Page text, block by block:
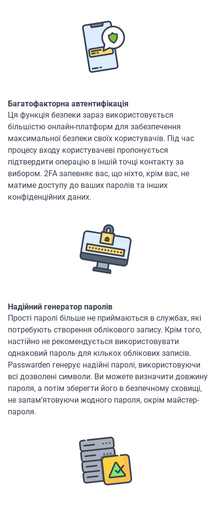
Багатофакторна автентифікація
Ця функція безпеки зараз використовується
більшістю онлайн-платформ для забезпечення
максимальної безпеки своїх користувачів. Під час
процесу входу користувачеві пропонується
підтвердити операцію в іншій точці контакту за
вибором. 2FA запевняє вас, що ніхто, крім вас, не
матиме доступу до ваших паролів та інших
конфіденційних даних.
Надійний генератор паролів
Прості паролі більше не приймаються в службах, які
потребують створення облікового запису. Крім того,
настійно не рекомендується використовувати
однаковий пароль для кількох облікових записів.
Passwarden генерує надійні паролі, використовуючи
всі дозволені символи. Ви можете визначити довжину
пароля, а потім зберегти його в безпечному сховищі,
не запам’ятовуючи жодного пароля, окрім майстер-
пароля.